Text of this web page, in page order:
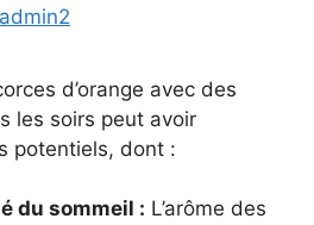
admin2
d’orange avec des
les soirs peut avoir
potentiels, dont :
du sommeil : L’arôme des